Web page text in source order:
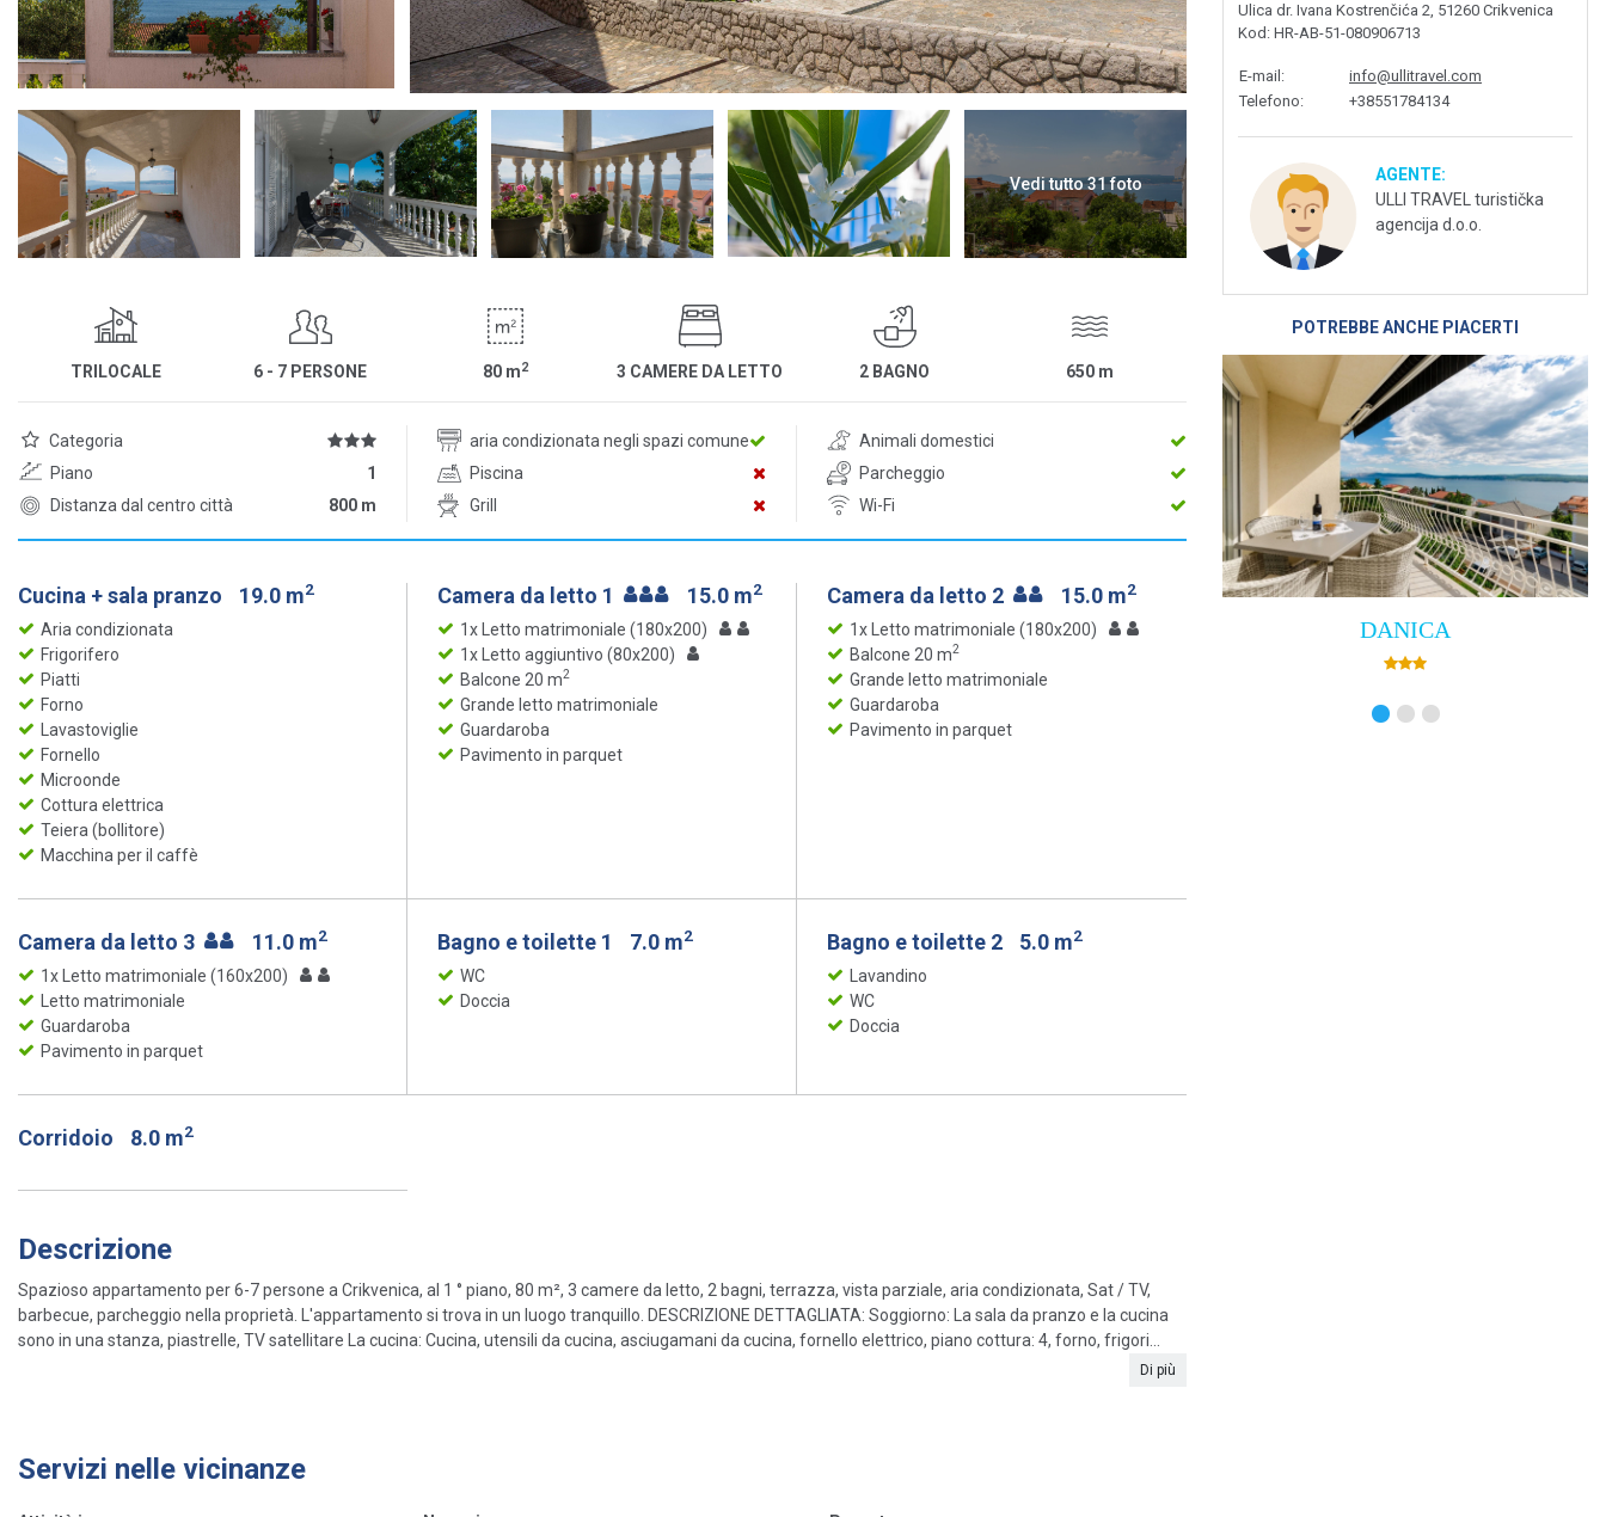
Vedi tutto 31 foto
TRILOCALE 6 - 7 PERSONE 80 m2 3 CAMERE DA LETTO 2 BAGNO 650 m
Categoria aria condizionata negli spazi comune
Animali domestici
Piano
1 Piscina
Parcheggio
Distanza dal centro città
800 m Grill Wi-Fi
Cucina + sala pranzo 19.0 m2
Aria condizionata
Frigorifero
Piatti
Forno
Lavastoviglie
Fornello
Microonde
Cottura elettrica
Teiera (bollitore)
Macchina per il caffè
Camera da letto 1 15.0 m2
1x Letto matrimoniale (180x200)
1x Letto aggiuntivo (80x200)
Balcone 20 m2
Grande letto matrimoniale
Guardaroba
Pavimento in parquet
Camera da letto 2 15.0 m2
1x Letto matrimoniale (180x200)
Balcone 20 m2
Grande letto matrimoniale
Guardaroba
Pavimento in parquet
Camera da letto 3 11.0 m2
1x Letto matrimoniale (160x200)
Letto matrimoniale
Guardaroba
Pavimento in parquet
Bagno e toilette 1 7.0 m2
WC
Doccia
Bagno e toilette 2 5.0 m2
Lavandino
WC
Doccia
Corridoio 8.0 m2
Descrizione
Spazioso appartamento per 6-7 persone a Crikvenica, al 1 ° piano, 80 m², 3 camere da letto, 2 bagni, terrazza, vista parziale, aria condizionata, Sat / TV,
barbecue, parcheggio nella proprietà. L'appartamento si trova in un luogo tranquillo. DESCRIZIONE DETTAGLIATA: Soggiorno: La sala da pranzo e la cucina
sono in una stanza, piastrelle, TV satellitare La cucina: Cucina, utensili da cucina, asciugamani da cucina, fornello elettrico, piano cottura: 4, forno, frigori...
Di più
Servizi nelle vicinanze
Ulica dr. Ivana Kostrenčića 2, 51260 Crikvenica
Kod : HR-AB-51-080906713
E-mail :
info@ullitravel.com
Telefono: +38551784134
AGENTE:
ULLI TRAVEL turistička
agencija d.o.o.
POTREBBE ANCHE PIACERTI
DANICA